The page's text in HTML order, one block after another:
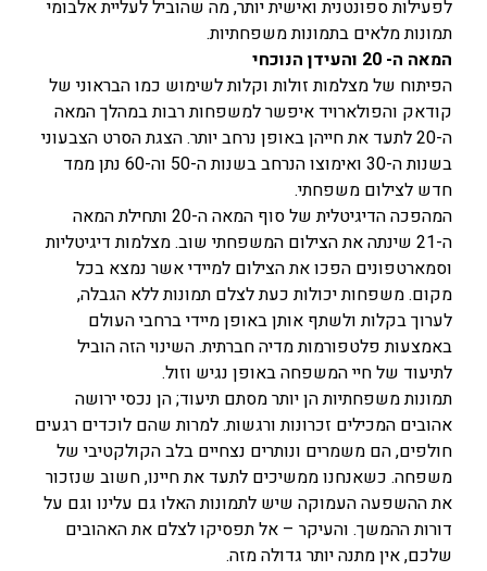
לפעילות ספונטנית ואישית יותר, מה שהוביל לעליית אלבומי
תמונות מלאים בתמונות משפחתיות.
המאה ה- 20 והעידן הנוכחי
הפיתוח של מצלמות זולות וקלות לשימוש כמו הבראוני של
קודאק והפולארויד איפשר למשפחות רבות במהלך המאה
ה-20 לתעד את חייהן באופן נרחב יותר. הצגת הסרט הצבעוני
בשנות ה-30 ואימוצו הנרחב בשנות ה-50 וה-60 נתן ממד
חדש לצילום משפחתי.
המהפכה הדיגיטלית של סוף המאה ה-20 ותחילת המאה
ה-21 שינתה את הצילום המשפחתי שוב. מצלמות דיגיטליות
וסמארטפונים הפכו את הצילום למיידי אשר נמצא בכל
מקום. משפחות יכולות כעת לצלם תמונות ללא הגבלה,
לערוך בקלות ולשתף אותן באופן מיידי ברחבי העולם
באמצעות פלטפורמות מדיה חברתית. השינוי הזה הוביל
לתיעוד של חיי המשפחה באופן נגיש וזול.
תמונות משפחתיות הן יותר מסתם תיעוד; הן נכסי ירושה
אהובים המכילים זכרונות ורגשות. למרות שהם לוכדים רגעים
חולפים, הם משמרים ונותרים נצחיים בלב הקולקטיבי של
משפחה. כשאנחנו ממשיכים לתעד את חיינו, חשוב שנזכור
את ההשפעה העמוקה שיש לתמונות האלו גם עלינו וגם על
דורות ההמשך. והעיקר – אל תפסיקו לצלם את האהובים
שלכם, אין מתנה יותר גדולה מזה.